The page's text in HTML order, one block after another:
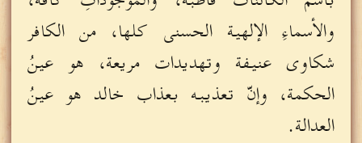
والأسماءِ الإلهية الحسنى كلها، من الكافر
شكاوى عنيفة وتهديدات مريعة، هو عينُ
الحكمة، وإنّ تعذيبه بعذاب خالد هو عينُ
العدالة.